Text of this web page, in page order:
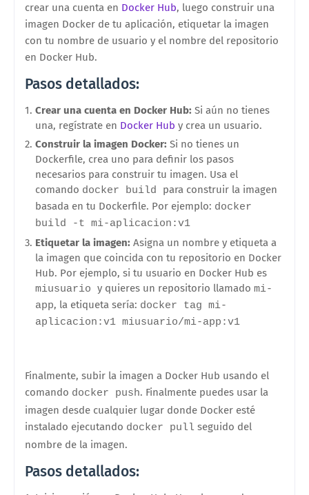
crear una cuenta en Docker Hub, luego construir una
imagen Docker de tu aplicación, etiquetar la imagen
con tu nombre de usuario y el nombre del repositorio
en Docker Hub.
Pasos detallados:
Crear una cuenta en Docker Hub: Si aún no tienes
una, regístrate en Docker Hub y crea un usuario.
Construir la imagen Docker: Si no tienes un
Dockerfile, crea uno para definir los pasos
necesarios para construir tu imagen. Usa el
comando docker build para construir la imagen
basada en tu Dockerfile. Por ejemplo: docker
build -t mi-aplicacion:v1
Etiquetar la imagen: Asigna un nombre y etiqueta a
la imagen que coincida con tu repositorio en Docker
Hub. Por ejemplo, si tu usuario en Docker Hub es
miusuario y quieres un repositorio llamado mi-
app, la etiqueta sería: docker tag mi-
aplicacion:v1 miusuario/mi-app:v1
Finalmente, subir la imagen a Docker Hub usando el
comando docker push. Finalmente puedes usar la
imagen desde cualquier lugar donde Docker esté
instalado ejecutando docker pull seguido del
nombre de la imagen.
Pasos detallados: